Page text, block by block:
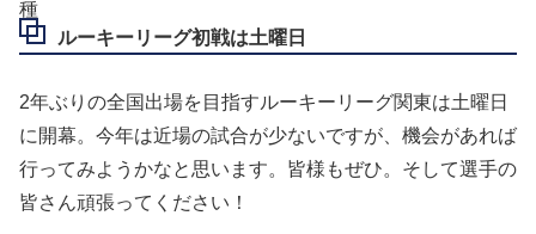
種
ルーキーリーグ初戦は土曜日
2年ぶりの全国出場を目指すルーキーリーグ関東は土曜日
に開幕。今年は近場の試合が少ないですが、機会があれば
行ってみようかなと思います。皆様もぜひ。そして選手の
皆さん頑張ってください！